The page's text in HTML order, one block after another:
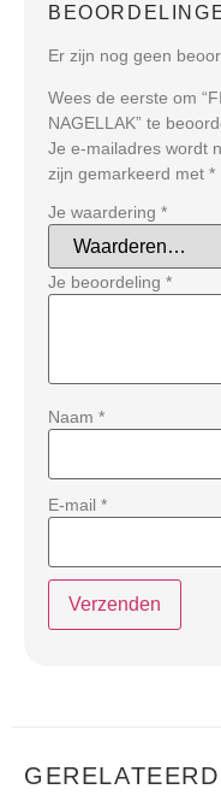
Er zijn nog geen
Wees de eerste om
NAGELLAK” te
Je e-mailadres wordt
zijn gemarkeerd met *
Je waardering *
Je beoordeling *
Naam *
E-mail *